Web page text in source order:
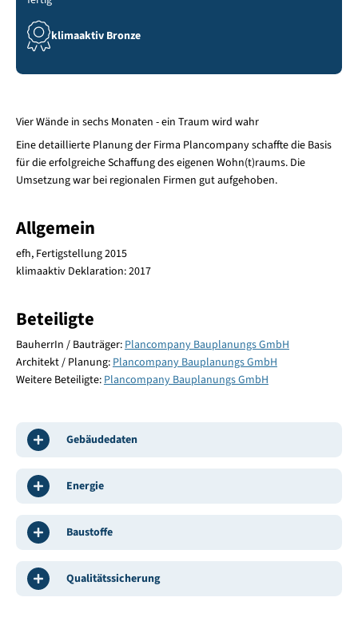
klimaaktiv Bronze
Vier Wände in sechs Monaten - ein Traum wird wahr
Eine detaillierte Planung der Firma Plancompany schaffte die Basis
für die erfolgreiche Schaffung des eigenen Wohn(t)raums. Die
Umsetzung war bei regionalen Firmen gut aufgehoben.
Allgemein
efh, Fertigstellung 2015
klimaaktiv Deklaration: 2017
Beteiligte
BauherrIn / Bauträger: Plancompany Bauplanungs GmbH
Architekt / Planung: Plancompany Bauplanungs GmbH
Weitere Beteiligte: Plancompany Bauplanungs GmbH
Gebäudedaten
Energie
Baustoffe
Qualitätssicherung